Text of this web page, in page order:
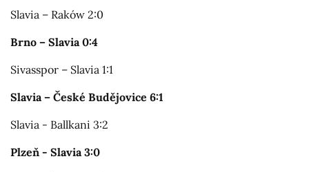
Slavia – Raków 2:0
Brno – Slavia 0:4
Sivasspor – Slavia 1:1
Slavia – České Budějovice 6:1
Slavia - Ballkani 3:2
Plzeň - Slavia 3:0